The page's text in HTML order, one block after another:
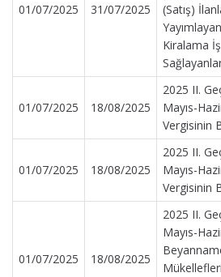
01/07/2025 31/07/2025
(Satış)
Kiralama
01/07/2025 18/08/2025
2025 II.
Mayıs-
Vergisinin
01/07/2025 18/08/2025
2025 II.
Mayıs-
Vergisinin
01/07/2025 18/08/2025
2025 II.
Mayıs-